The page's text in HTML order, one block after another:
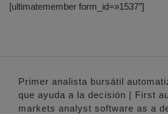
[ultimatemember form_id=»1537″]
Primer analista bursátil
que ayuda a la decisión | First
markets analyst software as a